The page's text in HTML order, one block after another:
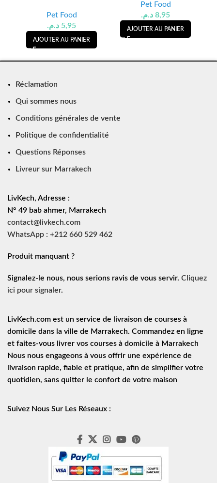
Pet Food
5,95 د.م.
AJOUTER AU PANIER
Pet Food
8,95 د.م.
AJOUTER AU PANIER
Réclamation
Qui sommes nous
Conditions générales de vente
Politique de confidentialité
Questions Réponses
Livreur sur Marrakech
LivKech, Adresse :
N° 49 bab ahmer, Marrakech
contact@livkech.com
WhatsApp : +212 660 529 462
Produit manquant ?
Signalez-le nous, nous serions ravis de vous servir. Cliquez
ici pour signaler.
LivKech.com est un service de
livraison de courses à
domicile dans la ville de Marrakech. Commandez en ligne
et faites-vous livrer vos courses à domicile à Marrakech
Nous nous engageons à vous offrir une expérience de
livraison rapide, fiable et pratique, afin de simplifier votre
quotidien, sans quitter le confort de votre maison
Suivez Nous Sur Les Réseaux :